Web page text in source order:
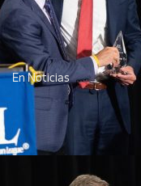
En Noticias